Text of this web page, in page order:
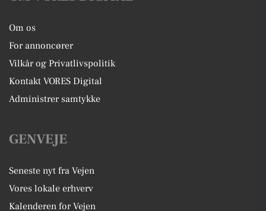
Om os
For annoncører
Vilkår og Privatlivspolitik
Kontakt VORES Digital
Administrer samtykke
GENVEJE
Seneste nyt fra Vejen
Vores lokale erhverv
Kalenderen for Vejen